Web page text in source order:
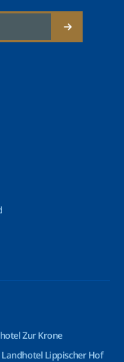
Zur Krone
Landhotel Lippischer Hof